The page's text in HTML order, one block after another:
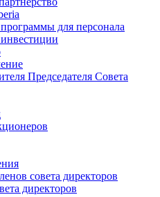
для персонала
Председателя Совета
совета директоров
директоров